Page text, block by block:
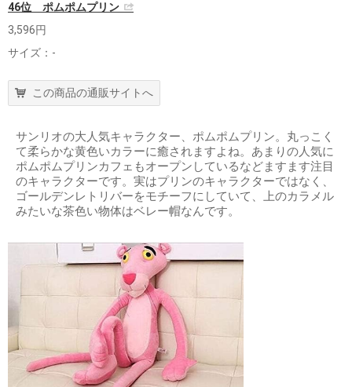
46位 ポムポムプリン
3,596円
サイズ：-
この商品の通販サイトへ
サンリオの大人気キャラクター、ポムポムプリン。丸っこく
て柔らかな黄色いカラーに癒されますよね。あまりの人気に
ポムポムプリンカフェもオープンしているなどますます注目
のキャラクターです。実はプリンのキャラクターではなく、
ゴールデンレトリバーをモチーフにしていて、上のカラメル
みたいな茶色い物体はベレー帽なんです。